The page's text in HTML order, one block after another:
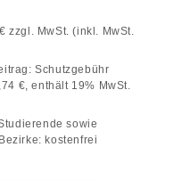
zzgl. MwSt. (inkl. MwSt.
Schutzgebühr
€, enthält 19% MwSt.
sowie
kostenfrei